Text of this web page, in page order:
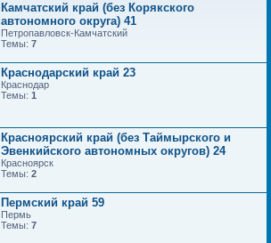
Камчатский край (без Корякского
автономного округа) 41
Петропавловск-Камчатский
Темы: 7
Краснодарский край 23
Краснодар
Темы: 1
Красноярский край (без Таймырского и
Эвенкийского автономных округов) 24
Красноярск
Темы: 2
Пермский край 59
Пермь
Темы: 7